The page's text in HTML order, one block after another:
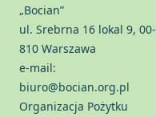
„Bocian”
ul. Srebrna 16 lokal 9, 00-
810 Warszawa
e-mail:
biuro@bocian.org.pl
Organizacja Pożytku